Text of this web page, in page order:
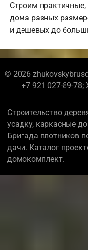
Строим
дома разных
и дешевых до
© 2026
+7 921 027-89-
Строительство
усадку, каркасные
Бригада плотников
дачи. Каталог
домокомплект.